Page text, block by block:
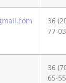
36
77-03
36
65-55